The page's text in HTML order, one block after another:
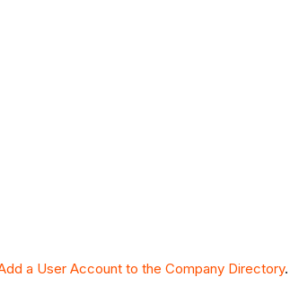
a User Account to the Company Directory.